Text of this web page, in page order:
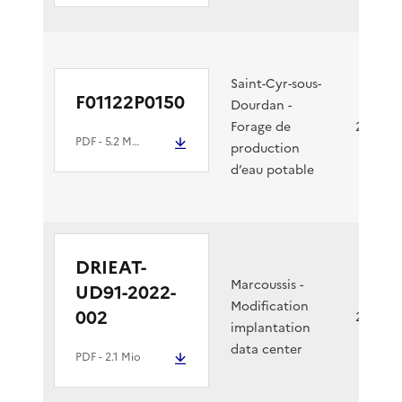
F01122P0150
PDF- 5.2 Mio
Saint-Cyr-sous-
Dourdan -
Forage de
production
d’eau potable
27/06/
DRIEAT-
UD91-2022-
002
PDF- 2.1 Mio
Marcoussis -
Modification
implantation
data center
20/06/